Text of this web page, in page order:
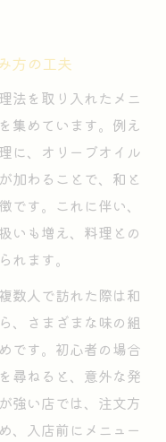
屋利用の心得
事前に知る重要
軟に対応するコ
ポイント
感じる視点とは
めの着眼点
屋の見極め方
の雰囲気を探す
めの工夫
居酒屋風景
方の工夫
法を取り入れたメニ
集めています。例え
に、オリーブオイル
加わることで、和と
す。これに伴い、
いも増え、料理との
れます。
数人で訪れた際は和
、さまざまな味の組
です。初心者の場合
尋ねると、意外な発
強い店では、注文方
、入店前にメニュー